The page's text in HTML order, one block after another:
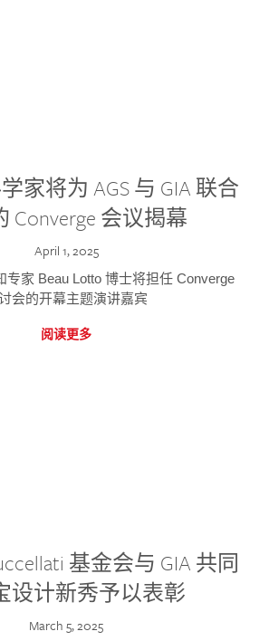
家将为 AGS 与 GIA 联合
Converge 会议揭幕
April 1, 2025
专家 Beau Lotto 博士将担任 Converge
会的开幕主题演讲嘉宾
阅读更多
基金会与 GIA 共同
设计新秀予以表彰
March 5, 2025